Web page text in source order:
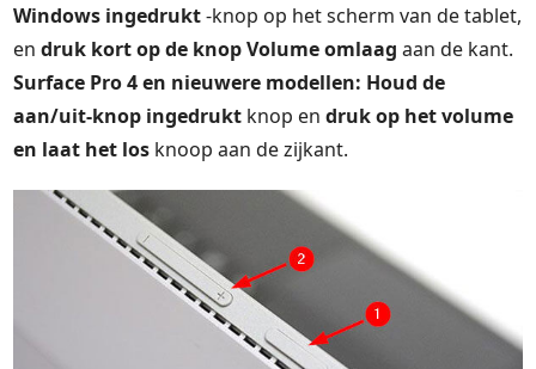
Windows ingedrukt-knop op het scherm van de tablet,
endruk kort op de knop Volume omlaag aan de kant.
Surface Pro 4 en nieuwere modellen: Houd de
aan/uit-knop ingedrukt knop endruk op het volume
en laat het los knoop aan de zijkant.